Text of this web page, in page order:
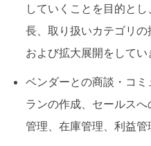
していくことを目的と
長、取り扱いカテゴリ
および拡大展開をしてい
ベンダーとの商談・コ
ランの作成、セールス
管理、在庫管理、利益管